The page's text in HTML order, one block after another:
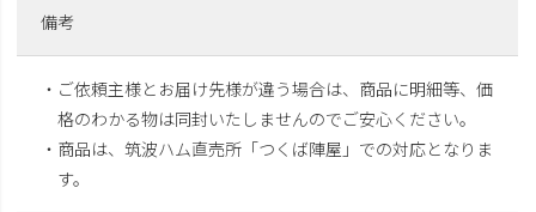
備考
・ご依頼主様とお届け先様が違う場合は、商品に明細等、価
格のわかる物は同封いたしませんのでご安心ください。
・商品は、筑波ハム直売所「つくば陣屋」での対応となりま
す。